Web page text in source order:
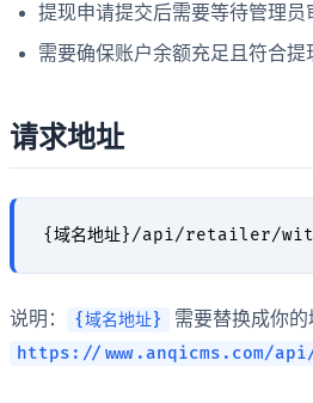
提现申请提交后需要等待管理员
需要确保账户余额充足且符合提
请求地址
说明： {域名地址}
需要替换成你
https://www.anqicms.com/